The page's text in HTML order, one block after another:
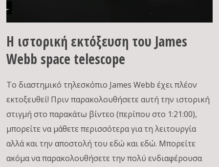
Η ιστορική εκτόξευση του James
Webb space telescope
Το διαστημικό τηλεσκόπιο James Webb έχει πλέον
εκτοξευθεί! Πριν παρακολουθήσετε αυτή την ιστορική
στιγμή στο παρακάτω βίντεο (περίπου στο 1:21:00),
μπορείτε να μάθετε περισσότερα για τη λειτουργία
αλλά και την αποστολή του εδώ και εδώ. Μπορείτε
ακόμα να παρακολουθήσετε την πολύ ενδιαφέρουσα